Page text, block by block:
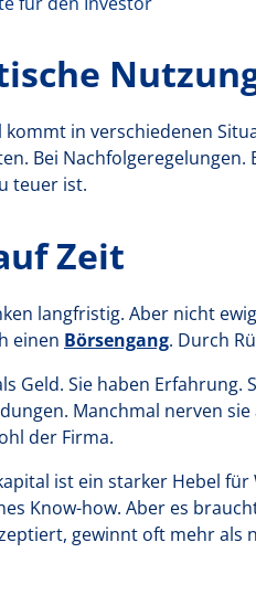
in verschiedenen
Bei
teuer ist.
Zeit
langfristig. Aber nicht
einen Börsengang. Durch
Geld. Sie haben Erfahrung.
Manchmal nerven
der Firma.
ist ein starker Hebel
Know-how. Aber es
gewinnt oft mehr als